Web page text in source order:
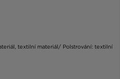
textilní materiál/ Polstrování: textilní